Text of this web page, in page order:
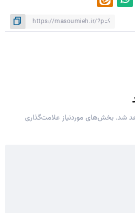
شد. بخش‌های موردنیاز علامت‌گذاری